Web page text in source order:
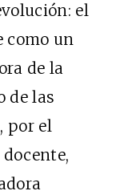
el
como un
de la
de las
por el